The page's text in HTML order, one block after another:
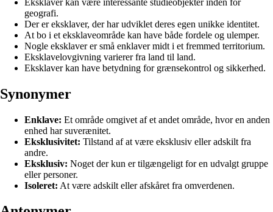
geografi.
Der er eksklaver, der har udviklet deres egen unikke identitet.
At bo i et eksklaveområde kan have både fordele og ulemper.
Nogle eksklaver er små enklaver midt i et fremmed territorium.
Eksklavelovgivning varierer fra land til land.
Eksklaver kan have betydning for grænsekontrol og sikkerhed.
Synonymer
Enklave: Et område omgivet af et andet område, hvor en anden
enhed har suverænitet.
Eksklusivitet: Tilstand af at være eksklusiv eller adskilt fra
andre.
Eksklusiv: Noget der kun er tilgængeligt for en udvalgt gruppe
eller personer.
Isoleret: At være adskilt eller afskåret fra omverdenen.